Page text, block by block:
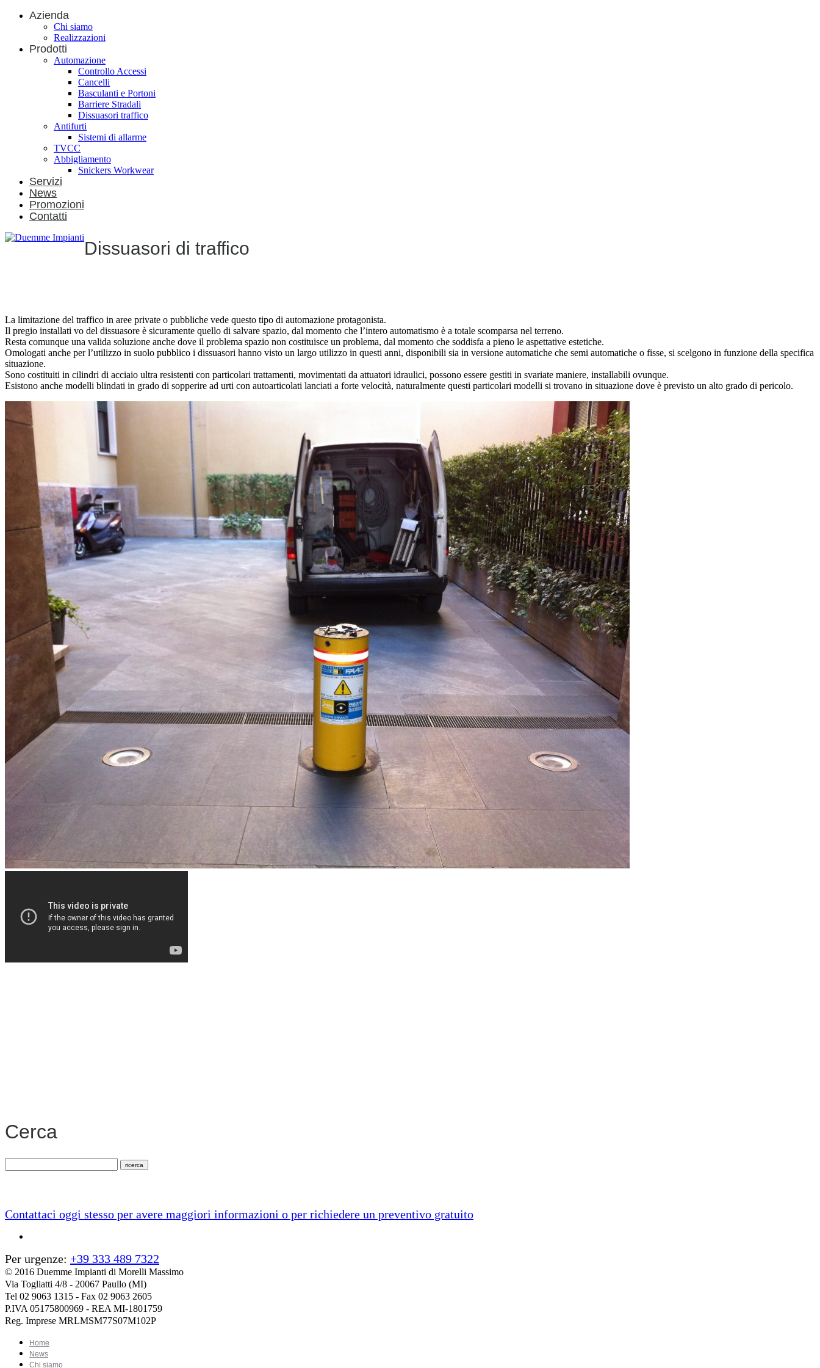
Azienda
Chi siamo
Realizzazioni
Prodotti
Automazione
Controllo Accessi
Cancelli
Basculanti e Portoni
Barriere Stradali
Dissuasori traffico
Antifurti
Sistemi di allarme
TVCC
Abbigliamento
Snickers Workwear
Servizi
News
Promozioni
Contatti
Dissuasori di traffico
La limitazione del traffico in aree private o pubbliche vede questo tipo di automazione protagonista.
Il pregio installati vo del dissuasore è sicuramente quello di salvare spazio, dal momento che l’intero automatismo è a totale scomparsa nel terreno.
Resta comunque una valida soluzione anche dove il problema spazio non costituisce un problema, dal momento che soddisfa a pieno le aspettative estetiche.
Omologati anche per l’utilizzo in suolo pubblico i dissuasori hanno visto un largo utilizzo in questi anni, disponibili sia in versione automatiche che semi automatiche o fisse, si scelgono in funzione della specifica
situazione.
Sono costituiti in cilindri di acciaio ultra resistenti con particolari trattamenti, movimentati da attuatori idraulici, possono essere gestiti in svariate maniere, installabili ovunque.
Esistono anche modelli blindati in grado di sopperire ad urti con autoarticolati lanciati a forte velocità, naturalmente questi particolari modelli si trovano in situazione dove è previsto un alto grado di pericolo.
Cerca
Contattaci oggi stesso per avere maggiori informazioni o per richiedere un preventivo gratuito
Per urgenze: +39 333 489 7322
© 2016 Duemme Impianti di Morelli Massimo
Via Togliatti 4/8 - 20067 Paullo (MI)
Tel 02 9063 1315 - Fax 02 9063 2605
P.IVA 05175800969 - REA MI-1801759
Reg. Imprese MRLMSM77S07M102P
Home
News
Chi siamo